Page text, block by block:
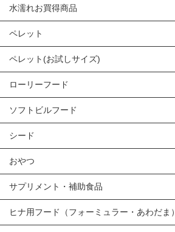
水濡れお買得商品
ペレット
ペレット(お試しサイズ)
ローリーフード
ソフトビルフード
シード
おやつ
サプリメント・補助食品
ヒナ用フード（フォーミュラー・あわだま）